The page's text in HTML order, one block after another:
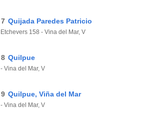
7 Quijada Paredes Patricio
Etchevers 158 - Vina del Mar, V
8 Quilpue
- Vina del Mar, V
9 Quilpue, Viña del Mar
- Vina del Mar, V